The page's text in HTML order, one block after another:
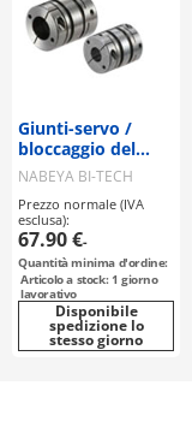
Giunti-servo /
bloccaggio del
mozzo / 2 dischi:
acciaio / corpo:
alluminio / XBW /
NBK
NABEYA BI-TECH
Prezzo normale (IVA
esclusa):
67.90 €-
Quantità minima d'ordine:
Articolo a stock: 1 giorno
lavorativo
Disponibile
spedizione lo
stesso giorno